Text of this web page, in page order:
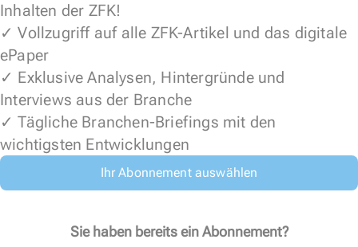
Inhalten der ZFK!
✓ Vollzugriff auf alle ZFK-Artikel und das digitale
ePaper
✓ Exklusive Analysen, Hintergründe und
Interviews aus der Branche
✓ Tägliche Branchen-Briefings mit den
wichtigsten Entwicklungen
Ihr Abonnement auswählen
Sie haben bereits ein Abonnement?